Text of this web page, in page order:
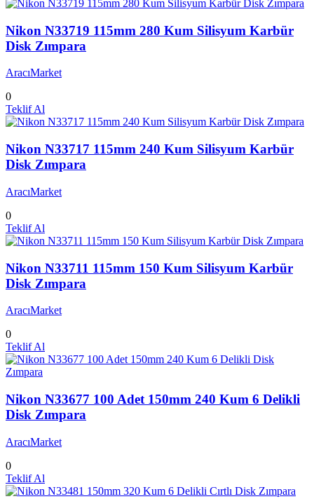
Nikon N33719 115mm 280 Kum Silisyum Karbür
Disk Zımpara
AracıMarket
0
Teklif Al
Nikon N33717 115mm 240 Kum Silisyum Karbür
Disk Zımpara
AracıMarket
0
Teklif Al
Nikon N33711 115mm 150 Kum Silisyum Karbür
Disk Zımpara
AracıMarket
0
Teklif Al
Nikon N33677 100 Adet 150mm 240 Kum 6 Delikli
Disk Zımpara
AracıMarket
0
Teklif Al